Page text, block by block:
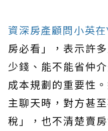
資深房產顧問小英
房必看」，表示許
少錢、能不能省仲
成本規劃的重要性
主聊天時，對方甚
稅」，也不清楚賣